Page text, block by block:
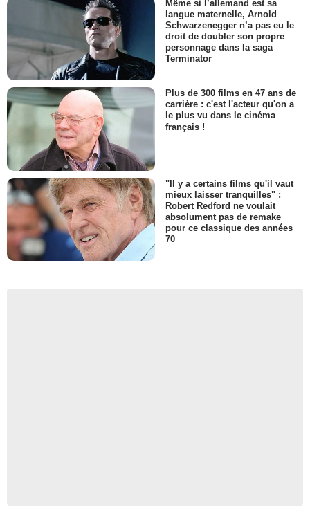
Même si l’allemand est sa
langue maternelle, Arnold
Schwarzenegger n’a pas eu le
droit de doubler son propre
personnage dans la saga
Terminator
Plus de 300 films en 47 ans de
carrière : c'est l'acteur qu'on a
le plus vu dans le cinéma
français !
"Il y a certains films qu'il vaut
mieux laisser tranquilles" :
Robert Redford ne voulait
absolument pas de remake
pour ce classique des années
70